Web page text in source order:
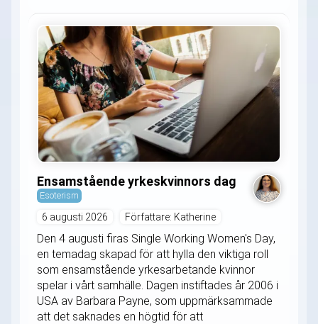
Ensamstående yrkeskvinnors dag
Esoterism
6 augusti 2026 Författare: Katherine
Den 4 augusti firas Single Working Women's Day,
en temadag skapad för att hylla den viktiga roll
som ensamstående yrkesarbetande kvinnor
spelar i vårt samhälle. Dagen instiftades år 2006 i
USA av Barbara Payne, som uppmärksammade
att det saknades en högtid för att